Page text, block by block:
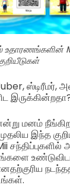
உதாரணங்களின்
ஸ்டிரீமர்,
மனம்
இந்த